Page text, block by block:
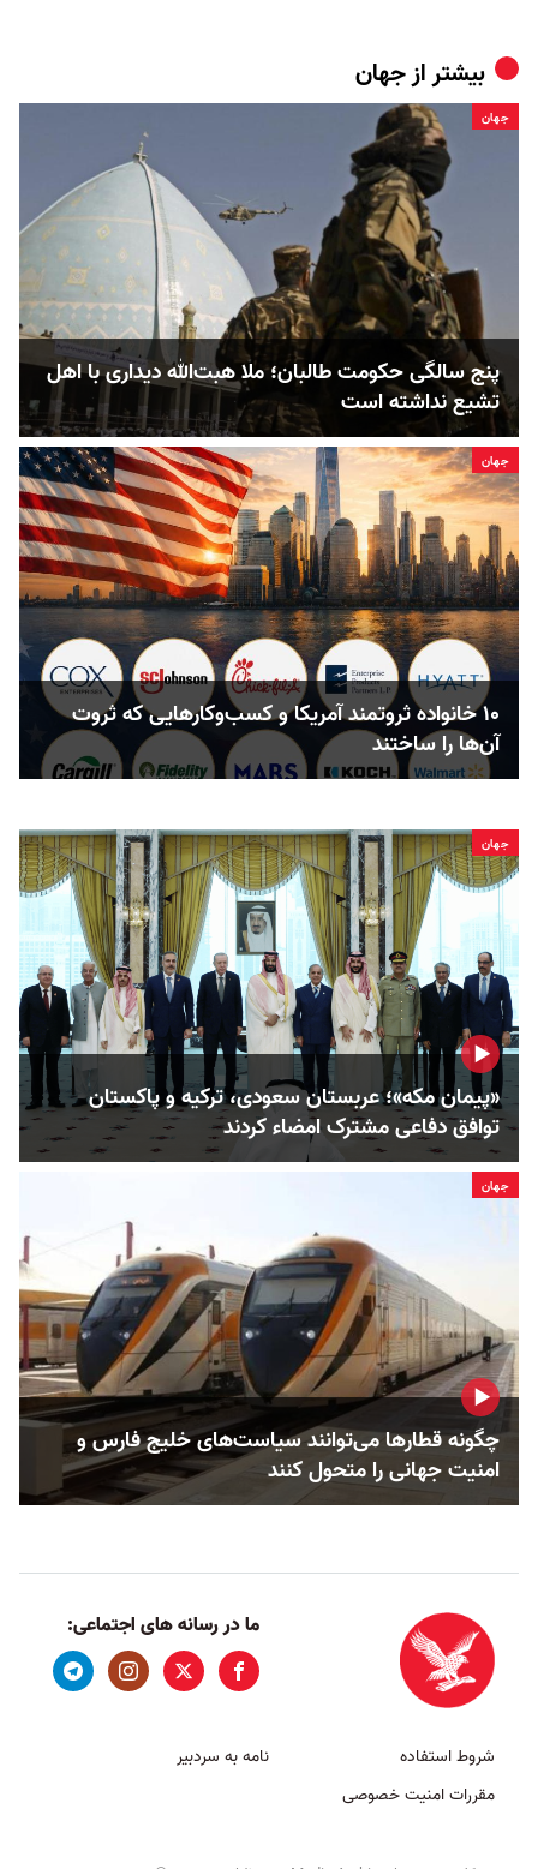
بیشتر ازجهان
جهان
پنج‌ سالگی حکومت طالبان؛ ملا هبت‌الله دیداری با اهل
تشیع نداشته است
جهان
۱۰ خانواده ثروتمند آمریکا و کسب‌وکارهایی که ثروت
آن‌ها را ساختند
جهان
«پیمان مکه»؛ عربستان سعودی، ترکیه و پاکستان
توافق دفاعی مشترک امضاء کردند
جهان
چگونه قطارها می‌توانند سیاست‌های خلیج فارس و
امنیت جهانی را متحول کنند
ما در رسانه های اجتماعی:
شروط استفاده
مقررات امنیت خصوصی
نامه به سردبیر